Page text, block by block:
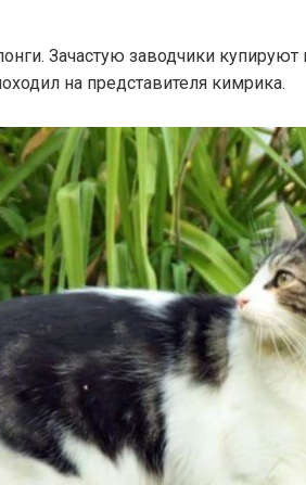
Зачастую заводчики купируют
на представителя кимрика.